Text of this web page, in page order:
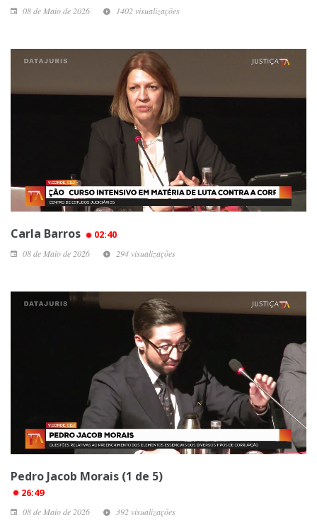
08 de Maio de 2026 1402 visualizações
Carla Barros 02:40
08 de Maio de 2026 294 visualizações
Pedro Jacob Morais (1 de 5)
26:49
08 de Maio de 2026 392 visualizações